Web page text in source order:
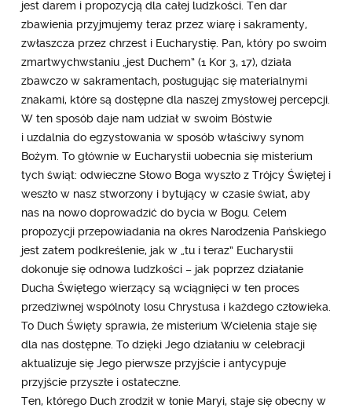
jest darem i propozycją dla całej ludzkości. Ten dar
zbawienia przyjmujemy teraz przez wiarę i sakramenty,
zwłaszcza przez chrzest i Eucharystię. Pan, który po swoim
zmartwychwstaniu „jest Duchem” (1 Kor 3, 17), działa
zbawczo w sakramentach, posługując się materialnymi
znakami, które są dostępne dla naszej zmysłowej percepcji.
W ten sposób daje nam udział w swoim Bóstwie
i uzdalnia do egzystowania w sposób właściwy synom
Bożym. To głównie w Eucharystii uobecnia się misterium
tych świąt: odwieczne Słowo Boga wyszło z Trójcy Świętej i
weszło w nasz stworzony i bytujący w czasie świat, aby
nas na nowo doprowadzić do bycia w Bogu. Celem
propozycji przepowiadania na okres Narodzenia Pańskiego
jest zatem podkreślenie, jak w „tu i teraz” Eucharystii
dokonuje się odnowa ludzkości – jak poprzez działanie
Ducha Świętego wierzący są wciągnięci w ten proces
przedziwnej wspólnoty losu Chrystusa i każdego człowieka.
To Duch Święty sprawia, że misterium Wcielenia staje się
dla nas dostępne. To dzięki Jego działaniu w celebracji
aktualizuje się Jego pierwsze przyjście i antycypuje
przyjście przyszłe i ostateczne.
Ten, którego Duch zrodził w łonie Maryi, staje się obecny w